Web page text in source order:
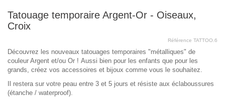
Tatouage temporaire Argent-Or - Oiseaux,
Croix
Référence TATTOO.6
Découvrez les nouveaux tatouages temporaires "métalliques" de
couleur Argent et/ou Or ! Aussi bien pour les enfants que pour les
grands, créez vos accessoires et bijoux comme vous le souhaitez.
Il restera sur votre peau entre 3 et 5 jours et résiste aux éclaboussures
(étanche / waterproof).